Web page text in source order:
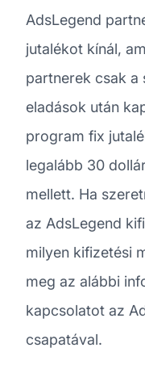
AdsLegend
jutalékot kínál,
partnerek csak a
eladások után
program fix
legalább 30
mellett. Ha
az AdsLegend
milyen kifizetési
meg az alábbi
kapcsolatot az
csapatával.